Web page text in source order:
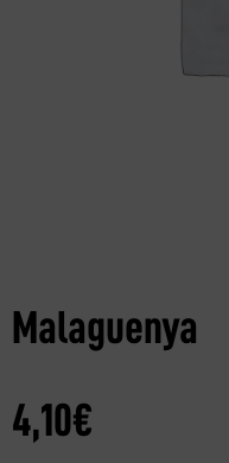
Malaguenya
4,10€